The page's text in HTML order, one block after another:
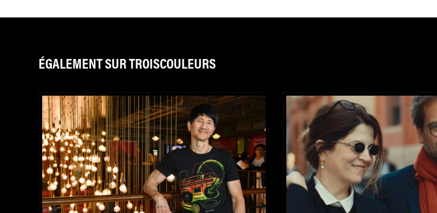
ÉGALEMENT SUR TROISCOULEURS